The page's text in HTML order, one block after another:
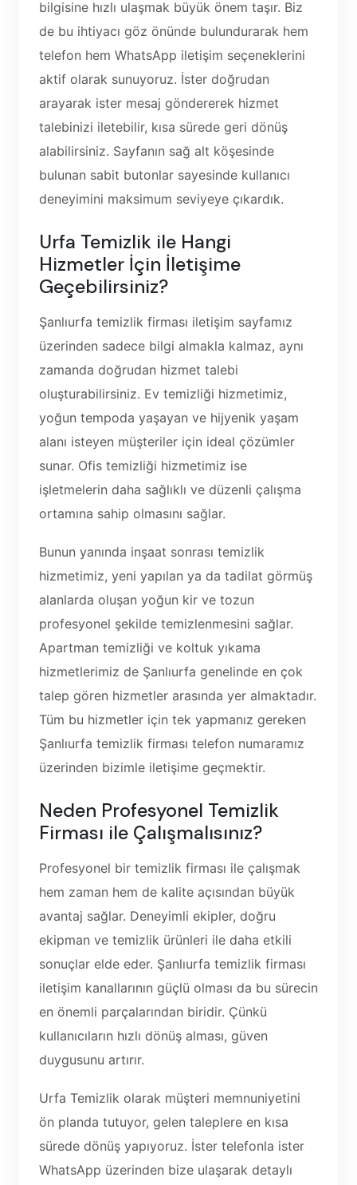
bilgisine hızlı ulaşmak büyük önem taşır. Biz
de bu ihtiyacı göz önünde bulundurarak hem
telefon hem WhatsApp iletişim seçeneklerini
aktif olarak sunuyoruz. İster doğrudan
arayarak ister mesaj göndererek hizmet
talebinizi iletebilir, kısa sürede geri dönüş
alabilirsiniz. Sayfanın sağ alt köşesinde
bulunan sabit butonlar sayesinde kullanıcı
deneyimini maksimum seviyeye çıkardık.
Urfa Temizlik ile Hangi
Hizmetler İçin İletişime
Geçebilirsiniz?
Şanlıurfa temizlik firması iletişim sayfamız
üzerinden sadece bilgi almakla kalmaz, aynı
zamanda doğrudan hizmet talebi
oluşturabilirsiniz. Ev temizliği hizmetimiz,
yoğun tempoda yaşayan ve hijyenik yaşam
alanı isteyen müşteriler için ideal çözümler
sunar. Ofis temizliği hizmetimiz ise
işletmelerin daha sağlıklı ve düzenli çalışma
ortamına sahip olmasını sağlar.
Bunun yanında inşaat sonrası temizlik
hizmetimiz, yeni yapılan ya da tadilat görmüş
alanlarda oluşan yoğun kir ve tozun
profesyonel şekilde temizlenmesini sağlar.
Apartman temizliği ve koltuk yıkama
hizmetlerimiz de Şanlıurfa genelinde en çok
talep gören hizmetler arasında yer almaktadır.
Tüm bu hizmetler için tek yapmanız gereken
Şanlıurfa temizlik firması telefon numaramız
üzerinden bizimle iletişime geçmektir.
Neden Profesyonel Temizlik
Firması ile Çalışmalısınız?
Profesyonel bir temizlik firması ile çalışmak
hem zaman hem de kalite açısından büyük
avantaj sağlar. Deneyimli ekipler, doğru
ekipman ve temizlik ürünleri ile daha etkili
sonuçlar elde eder. Şanlıurfa temizlik firması
iletişim kanallarının güçlü olması da bu sürecin
en önemli parçalarından biridir. Çünkü
kullanıcıların hızlı dönüş alması, güven
duygusunu artırır.
Urfa Temizlik olarak müşteri memnuniyetini
ön planda tutuyor, gelen taleplere en kısa
sürede dönüş yapıyoruz. İster telefonla ister
WhatsApp üzerinden bize ulaşarak detaylı